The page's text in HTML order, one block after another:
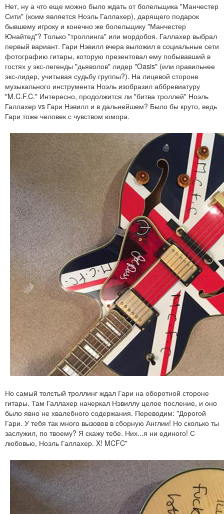
Нет, ну а что еще можно было ждать от болельщика "Манчестер
Сити" (коим является Ноэль Галлахер), дарящего подарок
бывшему игроку и конечно же болельщику "Манчестер
Юнайтед"? Только "троллинга" или мордобоя. Галлахер выбрал
первый вариант. Гари Нэвилл вчера выложил в социальные сети
фотографию гитары, которую презентовал ему побывавший в
гостях у экс-легенды "дьяволов" лидер "Oasis" (или правильнее
экс-лидер, учитывая судьбу группы?). На лицевой стороне
музыкального инструмента Ноэль изобразил аббревиатуру
"M.C.F.C." Интересно, продолжится ли "битва троллей" Ноэль
Галлахер vs Гари Нэвилл и в дальнейшем? Было бы круто, ведь
Гари тоже человек с чувством юмора.
Но самый толстый троллинг ждал Гари на оборотной стороне
гитары. Там Галлахер начеркал Нэвиллу целое посление, и оно
было явно не хвалебного содержания. Переводим: "Дорогой
Гари. У тебя так много вызовов в сборную Англии! Но сколько ты
заслужил, по твоему? Я скажу тебе. Них...я ни единого! С
любовью, Ноэль Галлахер. X! MCFC"